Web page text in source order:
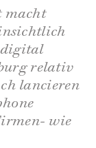
macht
digital
relativ
lancieren
wie